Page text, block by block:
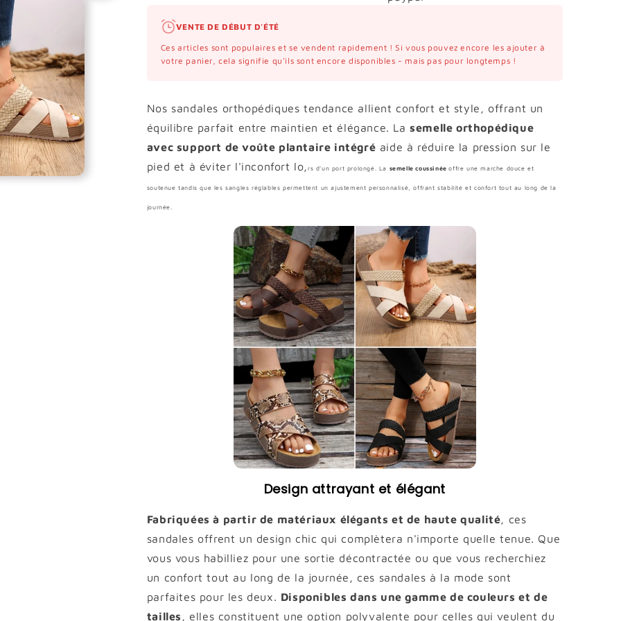
VENTE DE DÉBUT D'ÉTÉ
Ces articles sont populaires et se vendent rapidement ! Si vous pouvez encore les ajouter à
votre panier, cela signifie qu'ils sont encore disponibles - mais pas pour longtemps !
Nos sandales orthopédiques tendance allient confort et style, offrant un
équilibre parfait entre maintien et élégance. Lasemelle orthopédique
avec support de voûte plantaire intégré aide à réduire la pression sur le
pied et à éviter l'inconfort lo, rs d'un port prolongé. La semelle coussinéeoffre une marche douce et
soutenue tandis que les sangles réglables permettent un ajustement personnalisé, offrant stabilité et confort tout au long de la
journée.
Design attrayant et élégant
Fabriquées à partir de matériaux élégants et de haute qualité, ces
sandales offrent un design chic qui complètera n'importe quelle tenue. Que
vous vous habilliez pour une sortie décontractée ou que vous recherchiez
un confort tout au long de la journée, ces sandales à la mode sont
parfaites pour les deux. Disponibles dans une gamme de couleurs et de
tailles , elles constituent une option polyvalente pour celles qui veulent du